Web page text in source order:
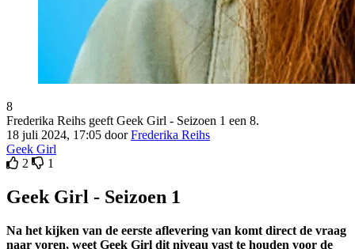
8
Frederika Reihs geeft Geek Girl - Seizoen 1 een 8.
18 juli 2024, 17:05 doorFrederika Reihs
Geek Girl
2
1
Geek Girl - Seizoen 1
Na het kijken van de eerste aflevering van komt direct de vraag
naar voren, weet Geek Girl dit niveau vast te houden voor de